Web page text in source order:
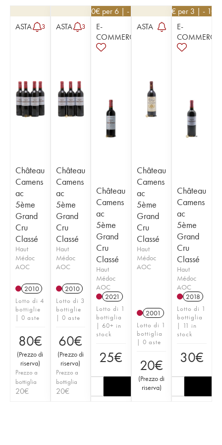
ASTA 3
Château
Camens
ac
5ème
Grand
Cru
Classé
Haut
Médoc
AOC
2010
Lotto di 4
bottiglie
| 0 aste
80€
(Prezzo di
riserva)
Prezzo a
bottiglia
20€
ASTA 3
Château
Camens
ac
5ème
Grand
Cru
Classé
Haut
Médoc
AOC
2010
Lotto di 3
bottiglie
| 0 aste
60€
(Prezzo di
riserva)
Prezzo a
bottiglia
20€
22,50€ per 6 | - 10%
E-
COMMERCE
Château
Camens
ac
5ème
Grand
Cru
Classé
Haut
Médoc
AOC
2021
Lotto di 1
bottiglia
| 60+ in
stock
25€
ASTA
Château
Camens
ac
5ème
Grand
Cru
Classé
Haut
Médoc
AOC
2001
Lotto di 1
bottiglia
| 0 aste
20€
(Prezzo di
riserva)
€ per 3 | - 10%
E-
COMMERCE
Château
Camens
ac
5ème
Grand
Cru
Classé
Haut
Médoc
AOC
2018
Lotto di 1
bottiglia
| 11 in
stock
30€